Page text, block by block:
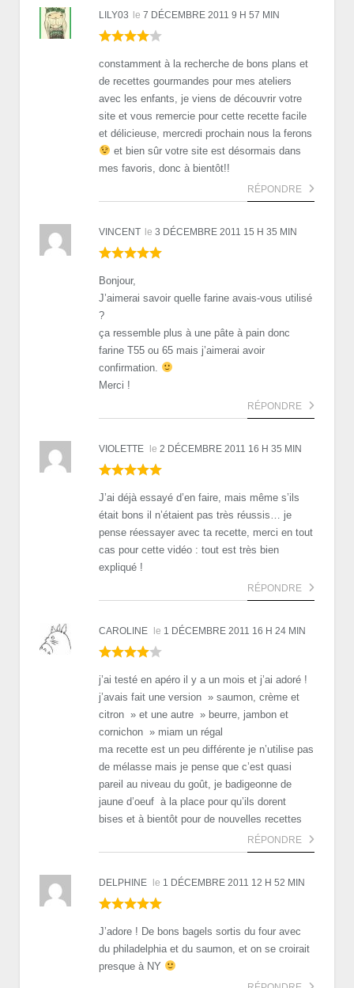
LILY03 le 7 DÉCEMBRE 2011 9 H 57 MIN
constamment à la recherche de bons plans et
de recettes gourmandes pour mes ateliers
avec les enfants, je viens de découvrir votre
site et vous remercie pour cette recette facile
et délicieuse, mercredi prochain nous la ferons
et bien sûr votre site est désormais dans
mes favoris, donc à bientôt!!
RÉPONDRE
VINCENT le 3 DÉCEMBRE 2011 15 H 35 MIN
Bonjour,
J’aimerai savoir quelle farine avais-vous utilisé
?
ça ressemble plus à une pâte à pain donc
farine T55 ou 65 mais j’aimerai avoir
confirmation.
Merci !
RÉPONDRE
VIOLETTE le 2 DÉCEMBRE 2011 16 H 35 MIN
J’ai déjà essayé d’en faire, mais même s’ils
était bons il n’étaient pas très réussis… je
pense réessayer avec ta recette, merci en tout
cas pour cette vidéo : tout est très bien
expliqué !
RÉPONDRE
CAROLINE le 1 DÉCEMBRE 2011 16 H 24 MIN
j’ai testé en apéro il y a un mois et j’ai adoré !
j’avais fait une version » saumon, crème et
citron » et une autre » beurre, jambon et
cornichon » miam un régal
ma recette est un peu différente je n’utilise pas
de mélasse mais je pense que c’est quasi
pareil au niveau du goût, je badigeonne de
jaune d’oeuf à la place pour qu’ils dorent
bises et à bientôt pour de nouvelles recettes
RÉPONDRE
DELPHINE le 1 DÉCEMBRE 2011 12 H 52 MIN
J’adore ! De bons bagels sortis du four avec
du philadelphia et du saumon, et on se croirait
presque à NY